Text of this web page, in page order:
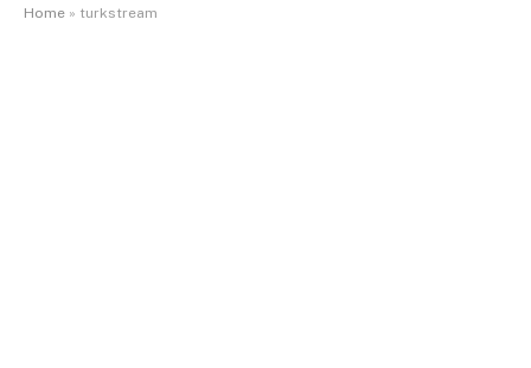
Home » turkstream